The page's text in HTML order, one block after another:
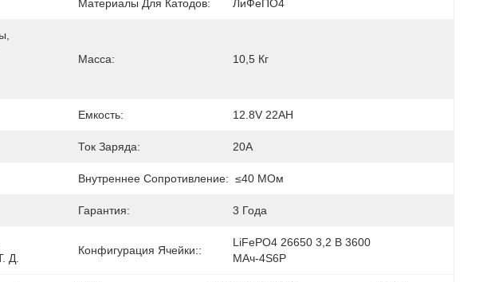
Материалы Для Катодов: ЛиФеПО4
Масса: 10,5 Кг
Емкость: 12.8V 22AH
Ток Заряда: 20А
Внутреннее Сопротивление: ≤40 МОм
Гарантия: 3 Года
Д.
Конфигурация Ячейки::
LiFePO4 26650 3,2 В 3600
МАч-4S6P